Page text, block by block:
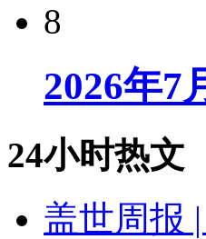
8
2026年7
24小时热文
盖世周报